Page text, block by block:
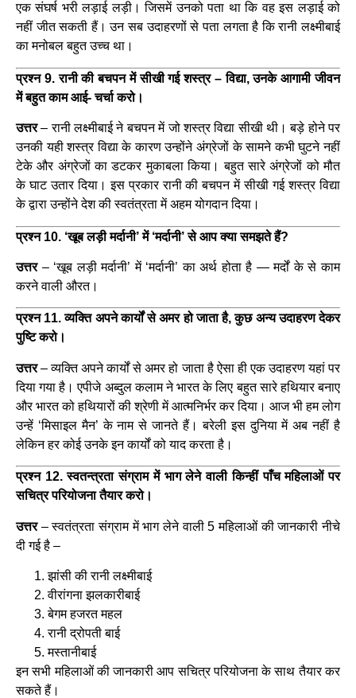
एक संघर्ष भरी लड़ाई लड़ी। जिसमें उनको पता था कि वह इस लड़ाई को
नहीं जीत सकती हैं। उन सब उदाहरणों से पता लगता है कि रानी लक्ष्मीबाई
का मनोबल बहुत उच्च था।
प्रश्न 9. रानी की बचपन में सीखी गई शस्त्र – विद्या, उनके आगामी जीवन
में बहुत काम आई- चर्चा करो।
उत्तर– रानी लक्ष्मीबाई ने बचपन में जो शस्त्र विद्या सीखी थी। बड़े होने पर
उनकी यही शस्त्र विद्या के कारण उन्होंने अंग्रेजों के सामने कभी घुटने नहीं
टेके और अंग्रेजों का डटकर मुकाबला किया। बहुत सारे अंग्रेजों को मौत
के घाट उतार दिया। इस प्रकार रानी की बचपन में सीखी गई शस्त्र विद्या
के द्वारा उन्होंने देश की स्वतंत्रता में अहम योगदान दिया।
प्रश्न 10. ‘खूब लड़ी मर्दानी’ में ‘मर्दानी’ से आप क्या समझते हैं?
उत्तर – ‘खूब लड़ी मर्दानी’ में ‘मर्दानी’ का अर्थ होता है — मर्दों के से काम
करने वाली औरत।
प्रश्न 11. व्यक्ति अपने कार्यों से अमर हो जाता है, कुछ अन्य उदाहरण देकर
पुष्टि करो।
उत्तर– व्यक्ति अपने कार्यों से अमर हो जाता है ऐसा ही एक उदाहरण यहां पर
दिया गया है। एपीजे अब्दुल कलाम ने भारत के लिए बहुत सारे हथियार बनाए
और भारत को हथियारों की श्रेणी में आत्मनिर्भर कर दिया। आज भी हम लोग
उन्हें ‘मिसाइल मैन’ के नाम से जानते हैं। बरेली इस दुनिया में अब नहीं है
लेकिन हर कोई उनके इन कार्यों को याद करता है।
प्रश्न 12. स्वतन्त्रता संग्राम में भाग लेने वाली किन्हीं पाँच महिलाओं पर
सचित्र परियोजना तैयार करो।
उत्तर – स्वतंत्रता संग्राम में भाग लेने वाली 5 महिलाओं की जानकारी नीचे
दी गई है –
झांसी की रानी लक्ष्मीबाई
वीरांगना झलकारीबाई
बेगम हजरत महल
रानी द्रोपती बाई
मस्तानीबाई
इन सभी महिलाओं की जानकारी आप सचित्र परियोजना के साथ तैयार कर
सकते हैं।